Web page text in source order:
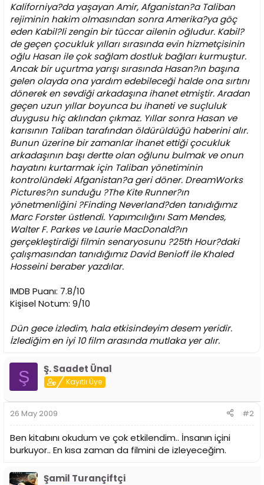
Kaliforniya?da yaşayan Amir, Afganistan?a Taliban
rejiminin hakim olmasından sonra Amerika?ya göç
eden Kabil?li zengin bir tüccar ailenin oğludur. Kabil?
de geçen çocukluk yılları sırasında evin hizmetçisinin
oğlu Hasan ile çok sağlam dostluk bağları kurmuştur.
Ancak bir uçurtma yarışı sırasında Hasan?ın başına
gelen olayda ona yardım edebileceği halde ona sırtını
dönerek en sevdiği arkadaşına ihanet etmiştir. Aradan
geçen uzun yıllar boyunca bu ihaneti ve suçluluk
duygusu hiç aklından çıkmaz. Yıllar sonra Hasan ve
karısının Taliban tarafından öldürüldüğü haberini alır.
Bunun üzerine bir zamanlar ihanet ettiği çocukluk
arkadaşının başı dertte olan oğlunu bulmak ve onun
hayatını kurtarmak için Taliban yönetiminin
kontrolündeki Afganistan?a geri döner. DreamWorks
Pictures?ın sunduğu ?The Kite Runner?ın
yönetmenliğini ?Finding Neverland?den tanıdığımız
Marc Forster üstlendi. Yapımcılığını Sam Mendes,
Walter F. Parkes ve Laurie MacDonald?ın
gerçekleştirdiği filmin senaryosunu ?25th Hour?daki
çalışmasından tanıdığımız David Benioff ile Khaled
Hosseini beraber yazdılar.
IMDB Puanı: 7.8/10
Kişisel Notum: 9/10
Dün gece izledim, hala etkisindeyim desem yeridir.
İzlediğim en iyi 10 film arasında mutlaka yer alır.
Ş Ş. Saadet Ünal
Kayıtlı Üye
26 May 2009 #2
Ben kitabını okudum ve çok etkilendim.. İnsanın içini
burkuyor.. En kısa zaman da filmini de izleyeceğim.
Şamil Turançiftçi